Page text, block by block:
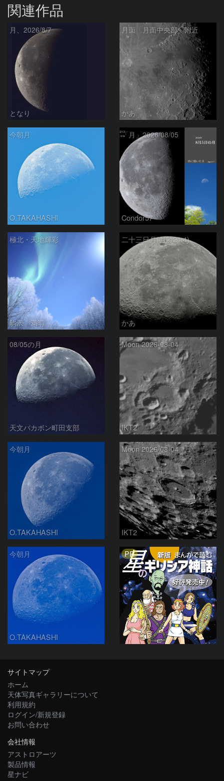
関連作品
月、2026/8/7
となり
月面「月面中央部」附近
かあ
今朝月
O.TAKAHASHI
「月」2026/08/05
Condor57
極北・天地輝彩
駒沢 満晴
二十三日月(月齢21.4)
かあ
08/05の月
天文バカボン町田支部
Moon 2026-08-04
IKT2
今朝月
O.TAKAHASHI
Moon 2026-08-04
IKT2
今朝月
O.TAKAHASHI
PR
サイトマップ
ホーム
天体写真ギャラリーについて
利用規約
ログイン/新規登録
お問い合わせ
会社情報
アストロアーツ
製品情報
星ナビ